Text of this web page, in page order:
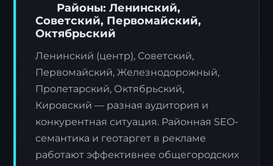
Районы: Ленинский,
Советский, Первомайский,
Октябрьский
Ленинский (центр), Советский,
Первомайский, Железнодорожный,
Пролетарский, Октябрьский,
Кировский — разная аудитория и
конкурентная ситуация. Районная SEO-
семантика и геотаргет в рекламе
работают эффективнее общегородских